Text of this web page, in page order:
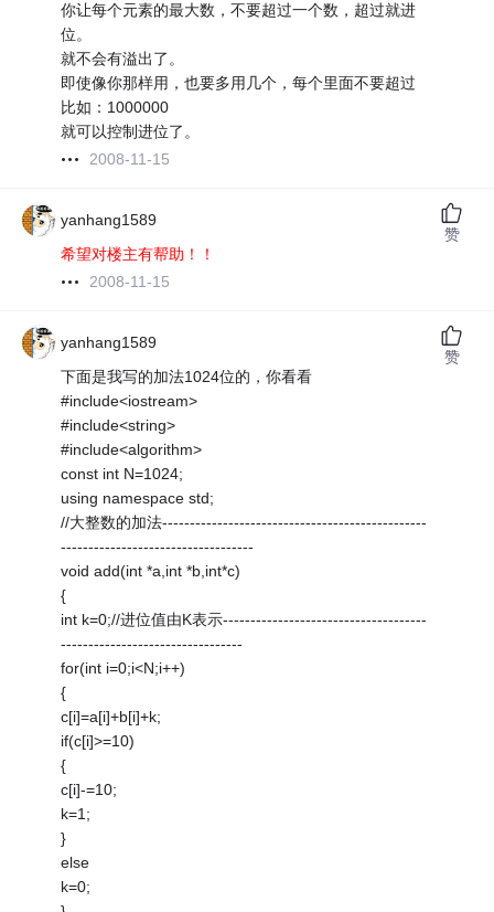
你让每个元素的最大数，不要超过一个数，超过就进
位。
就不会有溢出了。
即使像你那样用，也要多用几个，每个里面不要超过
比如：1000000
就可以控制进位了。
2008-11-15
yanhang1589
希望对楼主有帮助！！
2008-11-15
赞
yanhang1589
下面是我写的加法1024位的，你看看
#include<iostream>
#include<string>
#include<algorithm>
const int N=1024;
using namespace std;
//大整数的加法------------------------------------------------
-----------------------------------
void add(int *a,int *b,int*c)
{
int k=0;//进位值由K表示-------------------------------------
---------------------------------
for(int i=0;i<N;i++)
{
c[i]=a[i]+b[i]+k;
if(c[i]>=10)
{
c[i]-=10;
k=1;
}
else
k=0;
赞